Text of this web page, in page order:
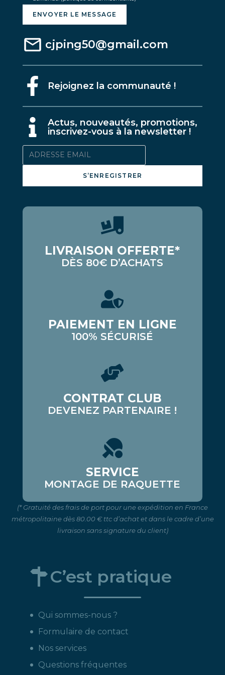
ENVOYER LE MESSAGE
cjping50@gmail.com
Rejoignez la communauté !
Actus, nouveautés, promotions,
inscrivez-vous à la newsletter !
S’ENREGISTRER
LIVRAISON OFFERTE*
DÈS 80€ D’ACHATS
PAIEMENT EN LIGNE
100% SÉCURISÉ
CONTRAT CLUB
DEVENEZ PARTENAIRE !
SERVICE
MONTAGE DE RAQUETTE
(* Gratuité des frais de port pour une expédition en France
métropolitaine dès 80.00 € ttc d’achat et dans le cadre d’une
livraison sans signature du client)
C’est pratique
Qui sommes-nous ?
Formulaire de contact
Nos services
Questions fréquentes